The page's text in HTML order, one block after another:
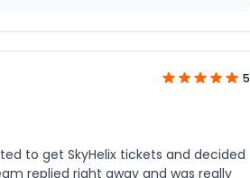
5
to get SkyHelix tickets and decided
replied right away and was really